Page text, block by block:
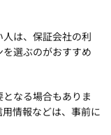
は、保証会社の利
選ぶのがおすすめ
なる場合もありま
情報などは、事前に